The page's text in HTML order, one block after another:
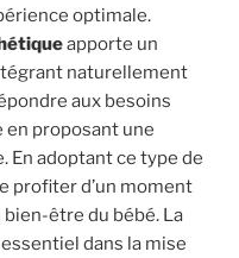
optimale.
apporte un
naturellement
aux besoins
proposant une
En adoptant ce type de
profiter d’un moment
être du bébé. La
dans la mise